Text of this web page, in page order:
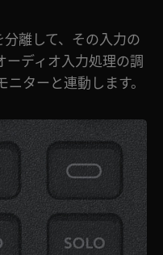
離して、その入力の
ーディオ入力処理の調
ターと連動します。